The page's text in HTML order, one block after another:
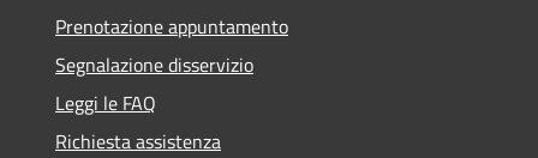
Prenotazione appuntamento
Segnalazione disservizio
Leggi le FAQ
Richiesta assistenza